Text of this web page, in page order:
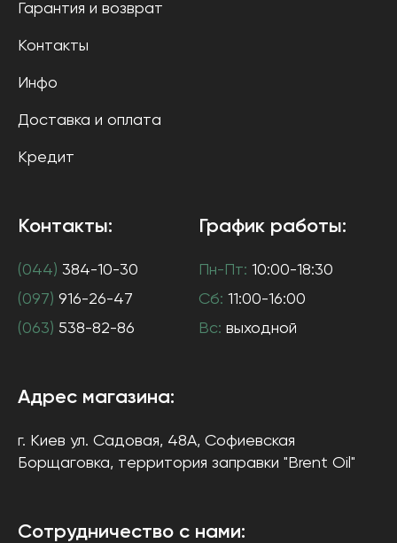
Гарантия и возврат
Контакты
Инфо
Доставка и оплата
Кредит
Контакты:
(044) 384-10-30
(097) 916-26-47
(063) 538-82-86
График работы:
Пн-Пт: 10:00-18:30
Сб: 11:00-16:00
Вс: выходной
Адрес магазина:
г. Киев ул. Садовая, 48А, Софиевская
Борщаговка, территория заправки "Brent Oil"
Сотрудничество с нами: